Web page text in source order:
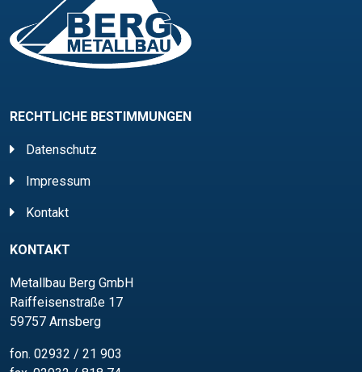
RECHTLICHE BESTIMMUNGEN
Datenschutz
Impressum
Kontakt
KONTAKT
Metallbau Berg GmbH
Raiffeisenstraße 17
59757 Arnsberg
fon. 02932 / 21 903